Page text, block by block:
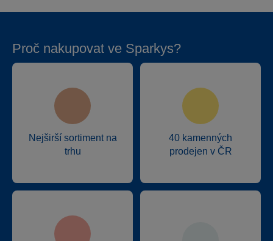
Proč nakupovat ve Sparkys?
Nejširší sortiment na
trhu
40 kamenných
prodejen v ČR